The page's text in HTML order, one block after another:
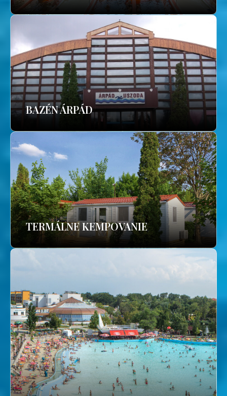
BAZÉN ÁRPÁD
TERMÁLNE KEMPOVANIE